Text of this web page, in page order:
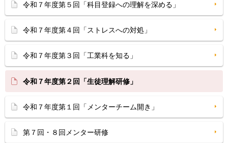
令和７年度第５回「科目登録への理解を深める」
令和７年度第４回「ストレスへの対処」
令和７年度第３回「工業科を知る」
令和７年度第２回「生徒理解研修」
令和７年度第１回「メンターチーム開き」
第７回・８回メンター研修